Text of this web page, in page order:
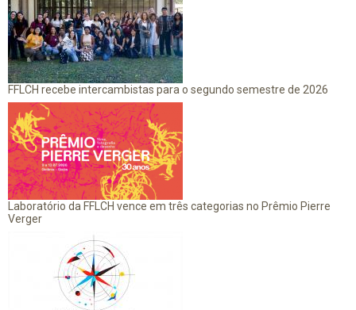
FFLCH recebe intercambistas para o segundo semestre de 2026
Laboratório da FFLCH vence em três categorias no Prêmio Pierre
Verger